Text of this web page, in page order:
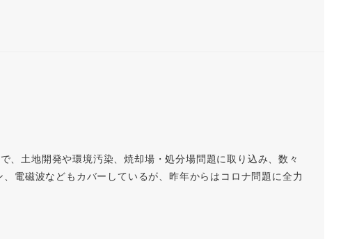
土地開発や環境汚染、焼却場・処分場問題に取り込み、数々
電磁波などもカバーしているが、昨年からはコロナ問題に全力